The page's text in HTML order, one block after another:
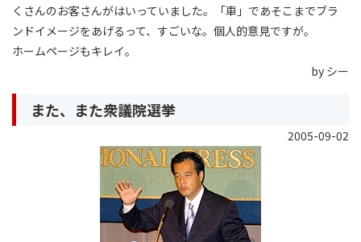
くさんのお客さんがはいっていました。「車」であそこまでブラ
ンドイメージをあげるって、すごいな。個人的意見ですが。
ホームページもキレイ。
by シー
また、また衆議院選挙
2005-09-02